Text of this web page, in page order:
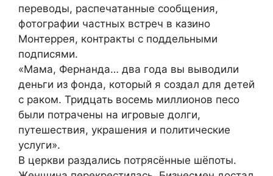
переводы, распечатанные сообщения,
фотографии частных встреч в казино
Монтеррея, контракты с поддельными
подписями.
«Мама, Фернанда… два года вы выводили
деньги из фонда, который я создал для детей
с раком. Тридцать восемь миллионов песо
были потрачены на игровые долги,
путешествия, украшения и политические
услуги».
В церкви раздались потрясённые шёпоты.